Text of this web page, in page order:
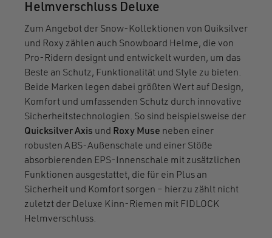
Helmverschluss Deluxe
Zum Angebot der Snow-Kollektionen von Quiksilver
und Roxy zählen auch Snowboard Helme, die von
Pro-Ridern designt und entwickelt wurden, um das
Beste an Schutz, Funktionalität und Style zu bieten.
Beide Marken legen dabei größten Wert auf Design,
Komfort und umfassenden Schutz durch innovative
Sicherheitstechnologien. So sind beispielsweise der
Quicksilver Axis und Roxy Muse neben einer
robusten ABS-Außenschale und einer Stöße
absorbierenden EPS-Innenschale mit zusätzlichen
Funktionen ausgestattet, die für ein Plus an
Sicherheit und Komfort sorgen – hierzu zählt nicht
zuletzt der Deluxe Kinn-Riemen mit FIDLOCK
Helmverschluss.